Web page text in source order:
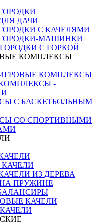
ДАЧИ
С КАЧЕЛЯМИ
МАШИНКИ
С ГОРКОЙ
КОМПЛЕКСЫ
КОМПЛЕКСЫ
-
С БАСКЕТБОЛЬНЫМ
СО СПОРТИВНЫМИ
ИЗ ДЕРЕВА
ПРУЖИНЕ
КАЧЕЛИ